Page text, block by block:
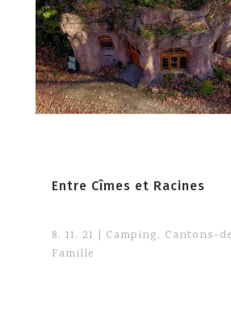
Entre Cîmes et Racines
8. 11. 21 Camping, Cantons-
Famille